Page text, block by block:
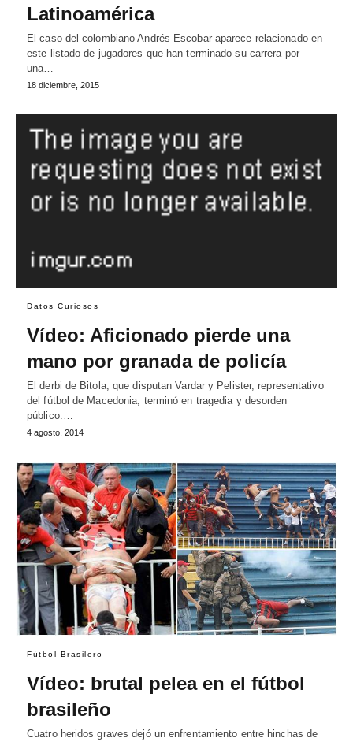
Latinoamérica
El caso del colombiano Andrés Escobar aparece relacionado en
este listado de jugadores que han terminado su carrera por
una…
18 diciembre, 2015
Datos Curiosos
Vídeo: Aficionado pierde una
mano por granada de policía
El derbi de Bitola, que disputan Vardar y Pelister, representativo
del fútbol de Macedonia, terminó en tragedia y desorden
público.…
4 agosto, 2014
Fútbol Brasilero
Vídeo: brutal pelea en el fútbol
brasileño
Cuatro heridos graves dejó un enfrentamiento entre hinchas de